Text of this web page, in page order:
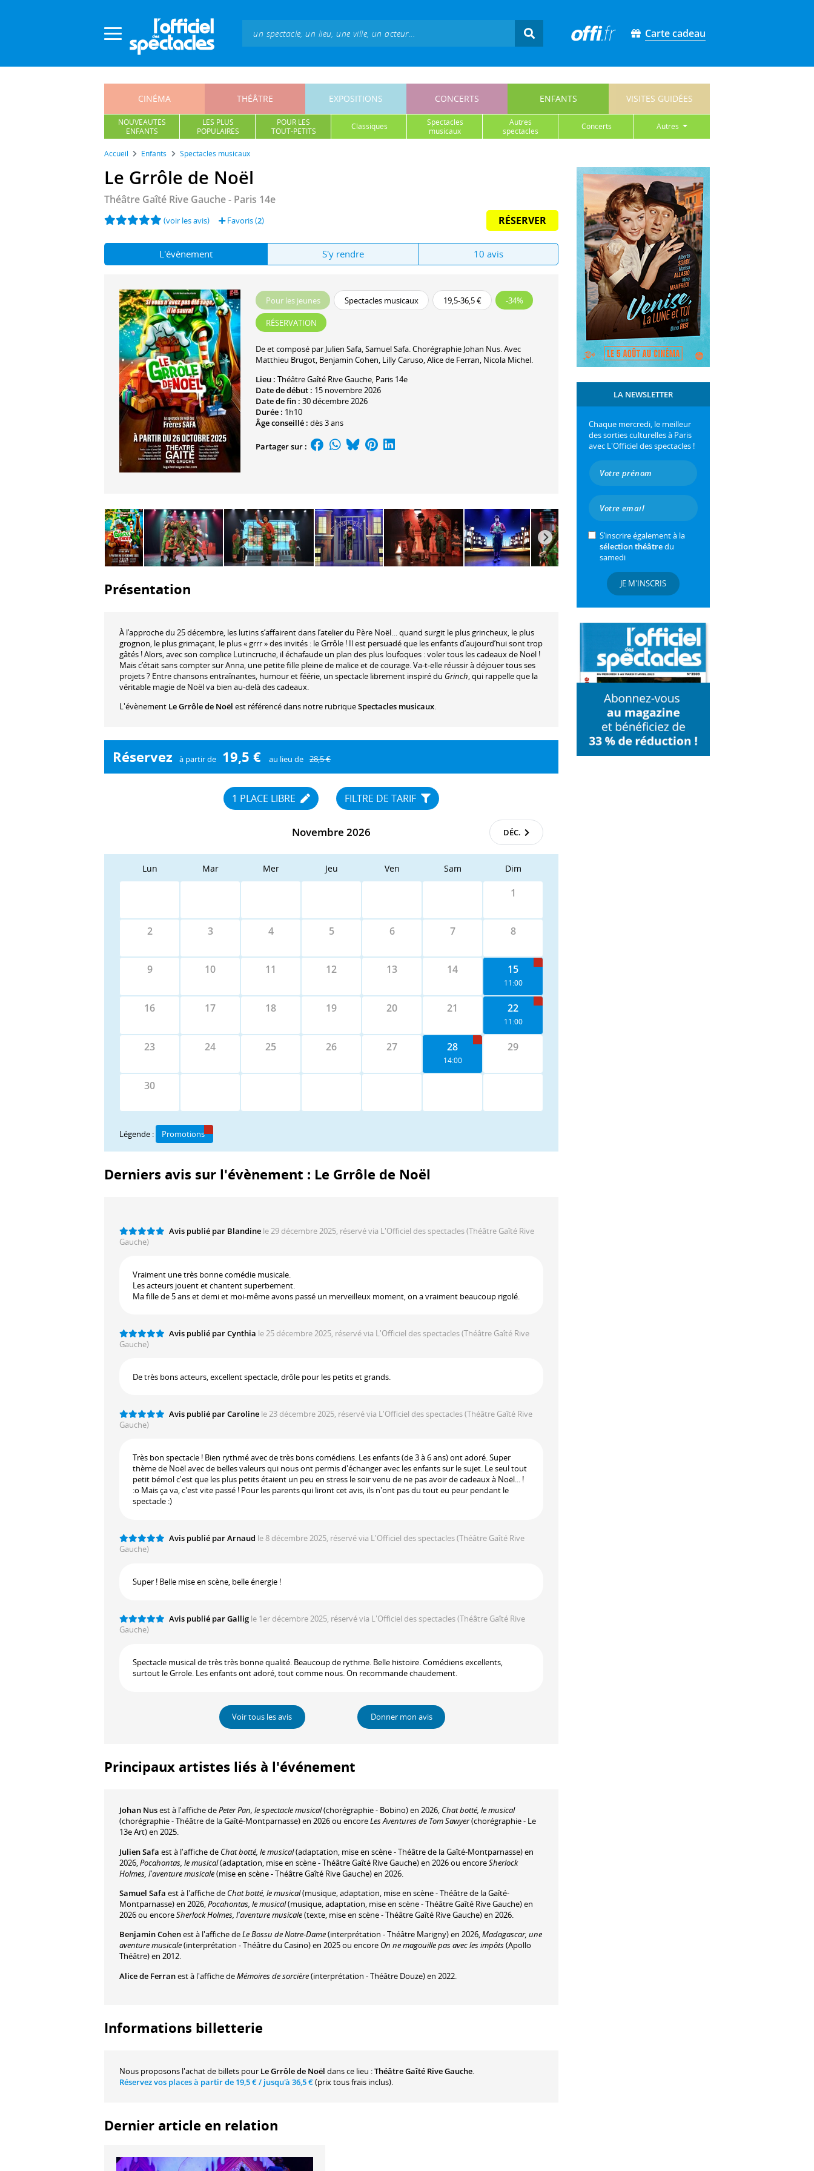
Carte cadeau
CINÉMA THÉÂTRE EXPOSITIONS CONCERTS ENFANTS VISITES GUIDÉES
NOUVEAUTÉS
ENFANTS
LES PLUS
POPULAIRES
POUR LES
TOUT-PETITS
classiques
spectacles
musicaux
autres
spectacles
concerts autres
Accueil Enfants Spectacles musicaux
Le Grrôle de Noël
Théâtre Gaîté Rive Gauche- Paris 14e
(voir les avis) Favoris (2) RÉSERVER
L'évènement S'y rendre 10 avis
Pour les jeunes Spectacles musicaux 19,5-36,5 € -34%
RÉSERVATION
De et composé par Julien Safa,Samuel Safa. Chorégraphie Johan Nus. Avec
Matthieu Brugot, Benjamin Cohen, Lilly Caruso,Alice de Ferran, Nicola Michel.
Lieu : Théâtre Gaîté Rive Gauche, Paris 14e
Date de début : 15 novembre 2026
Date de fin : 30 décembre 2026
Durée : 1h10
Âge conseillé : dès 3 ans
Partager sur :
Présentation
À l’approche du 25 décembre, les lutins s’affairent dans l’atelier du Père Noël… quand surgit le plus grincheux, le plus
grognon, le plus grimaçant, le plus « grrr » des invités : le Grrôle ! Il est persuadé que les enfants d’aujourd’hui sont trop
gâtés ! Alors, avec son complice Lutincruche, il échafaude un plan des plus loufoques : voler tous les cadeaux de Noël !
Mais c’était sans compter sur Anna, une petite fille pleine de malice et de courage. Va-t-elle réussir à déjouer tous ses
projets ? Entre chansons entraînantes, humour et féérie, un spectacle librement inspiré du Grinch , qui rappelle que la
véritable magie de Noël va bien au-delà des cadeaux.
L'évènement Le Grrôle de Noël est référencé dans notre rubriqueSpectacles musicaux.
Réservez à partir de 19,5 € au lieu de 28,5 €
1 PLACE LIBRE FILTRE DE TARIF
Novembre 2026 DÉC.
Lun Mar Mer Jeu Ven Sam Dim
1
2 3 4 5 6 7 8
9 10 11 12 13 14 15
11:00
16 17 18 19 20 21 22
11:00
23 24 25 26 27 28
14:00
29
30
Légende : Promotions
Derniers avis sur l'évènement : Le Grrôle de Noël
Avis publié par Blandine le 29 décembre 2025, réservé via L'Officiel des spectacles(Théâtre Gaîté Rive
Gauche)
Vraiment une très bonne comédie musicale.
Les acteurs jouent et chantent superbement.
Ma fille de 5 ans et demi et moi-même avons passé un merveilleux moment, on a vraiment beaucoup rigolé.
Avis publié par Cynthia le 25 décembre 2025, réservé via L'Officiel des spectacles(Théâtre Gaîté Rive
Gauche)
De très bons acteurs, excellent spectacle, drôle pour les petits et grands.
Avis publié par Caroline le 23 décembre 2025, réservé via L'Officiel des spectacles(Théâtre Gaîté Rive
Gauche)
Très bon spectacle ! Bien rythmé avec de très bons comédiens. Les enfants (de 3 à 6 ans) ont adoré. Super
thème de Noël avec de belles valeurs qui nous ont permis d'échanger avec les enfants sur le sujet. Le seul tout
petit bémol c'est que les plus petits étaient un peu en stress le soir venu de ne pas avoir de cadeaux à Noël... !
:o Mais ça va, c'est vite passé ! Pour les parents qui liront cet avis, ils n'ont pas du tout eu peur pendant le
spectacle :)
Avis publié par Arnaud le 8 décembre 2025, réservé via L'Officiel des spectacles(Théâtre Gaîté Rive
Gauche)
Super ! Belle mise en scène, belle énergie !
Avis publié par Gallig le 1er décembre 2025, réservé via L'Officiel des spectacles(Théâtre Gaîté Rive
Gauche)
Spectacle musical de très très bonne qualité. Beaucoup de rythme. Belle histoire. Comédiens excellents,
surtout le Grrole. Les enfants ont adoré, tout comme nous. On recommande chaudement.
Voir tous les avis Donner mon avis
Principaux artistes liés à l'événement
Johan Nusest à l'affiche dePeter Pan, le spectacle musical(chorégraphie - Bobino) en 2026, Chat botté, le musical
(chorégraphie - Théâtre de la Gaîté-Montparnasse) en 2026 ou encoreLes Aventures de Tom Sawyer(chorégraphie - Le
13e Art) en 2025.
Julien Safa est à l'affiche de Chat botté, le musical(adaptation, mise en scène - Théâtre de la Gaîté-Montparnasse) en
2026, Pocahontas, le musical(adaptation, mise en scène - Théâtre Gaîté Rive Gauche) en 2026 ou encoreSherlock
Holmes, l'aventure musicale(mise en scène - Théâtre Gaîté Rive Gauche) en 2026.
Samuel Safa est à l'affiche de Chat botté, le musical(musique, adaptation, mise en scène - Théâtre de la Gaîté-
Montparnasse) en 2026,Pocahontas, le musical(musique, adaptation, mise en scène - Théâtre Gaîté Rive Gauche) en
2026 ou encoreSherlock Holmes, l'aventure musicale(texte, mise en scène - Théâtre Gaîté Rive Gauche) en 2026.
Benjamin Cohenest à l'affiche deLe Bossu de Notre-Dame(interprétation - Théâtre Marigny) en 2026,Madagascar, une
aventure musicale(interprétation - Théâtre du Casino) en 2025 ou encore On ne magouille pas avec les impôts(Apollo
Théâtre) en 2012.
Alice de Ferranest à l'affiche deMémoires de sorcière(interprétation - Théâtre Douze) en 2022.
Informations billetterie
Nous proposons l'achat de billets pour Le Grrôle de Noël dans ce lieu :Théâtre Gaîté Rive Gauche.
Réservez vos places à partir de 19,5 €/ jusqu'à 36,5 €(prix tous frais inclus).
Dernier article en relation
LA NEWSLETTER
Chaque mercredi, le meilleur
des sorties culturelles à Paris
avec L'Officiel des spectacles !
S’inscrire également à la
sélection théâtredu
samedi
JE M'INSCRIS